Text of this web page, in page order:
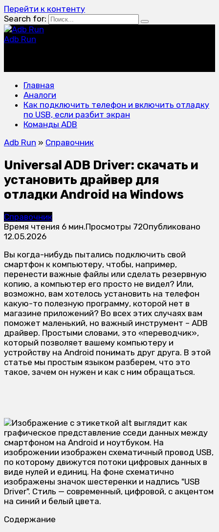
Перейти к контенту
Search for:
Adb Run
Главная
Аналоги
Как подключить телефон и включить отладку
по USB, если разбит экран
Команды ADB
Adb Run » Справочник
Universal ADB Driver: скачать и
установить драйвер для
отладки Android на Windows
Справочник
Время чтения 6 мин.Просмотры 72Опубликовано
12.05.2026
Вы когда-нибудь пытались подключить свой
смартфон к компьютеру, чтобы, например,
перенести важные файлы или сделать резервную
копию, а компьютер его просто не видел? Или,
возможно, вам хотелось установить на телефон
какую-то полезную программу, которой нет в
магазине приложений? Во всех этих случаях вам
поможет маленький, но важный инструмент – ADB
драйвер. Простыми словами, это «переводчик»,
который позволяет вашему компьютеру и
устройству на Android понимать друг друга. В этой
статье мы простым языком разберем, что это
такое, зачем он нужен и как с ним обращаться.
Содержание